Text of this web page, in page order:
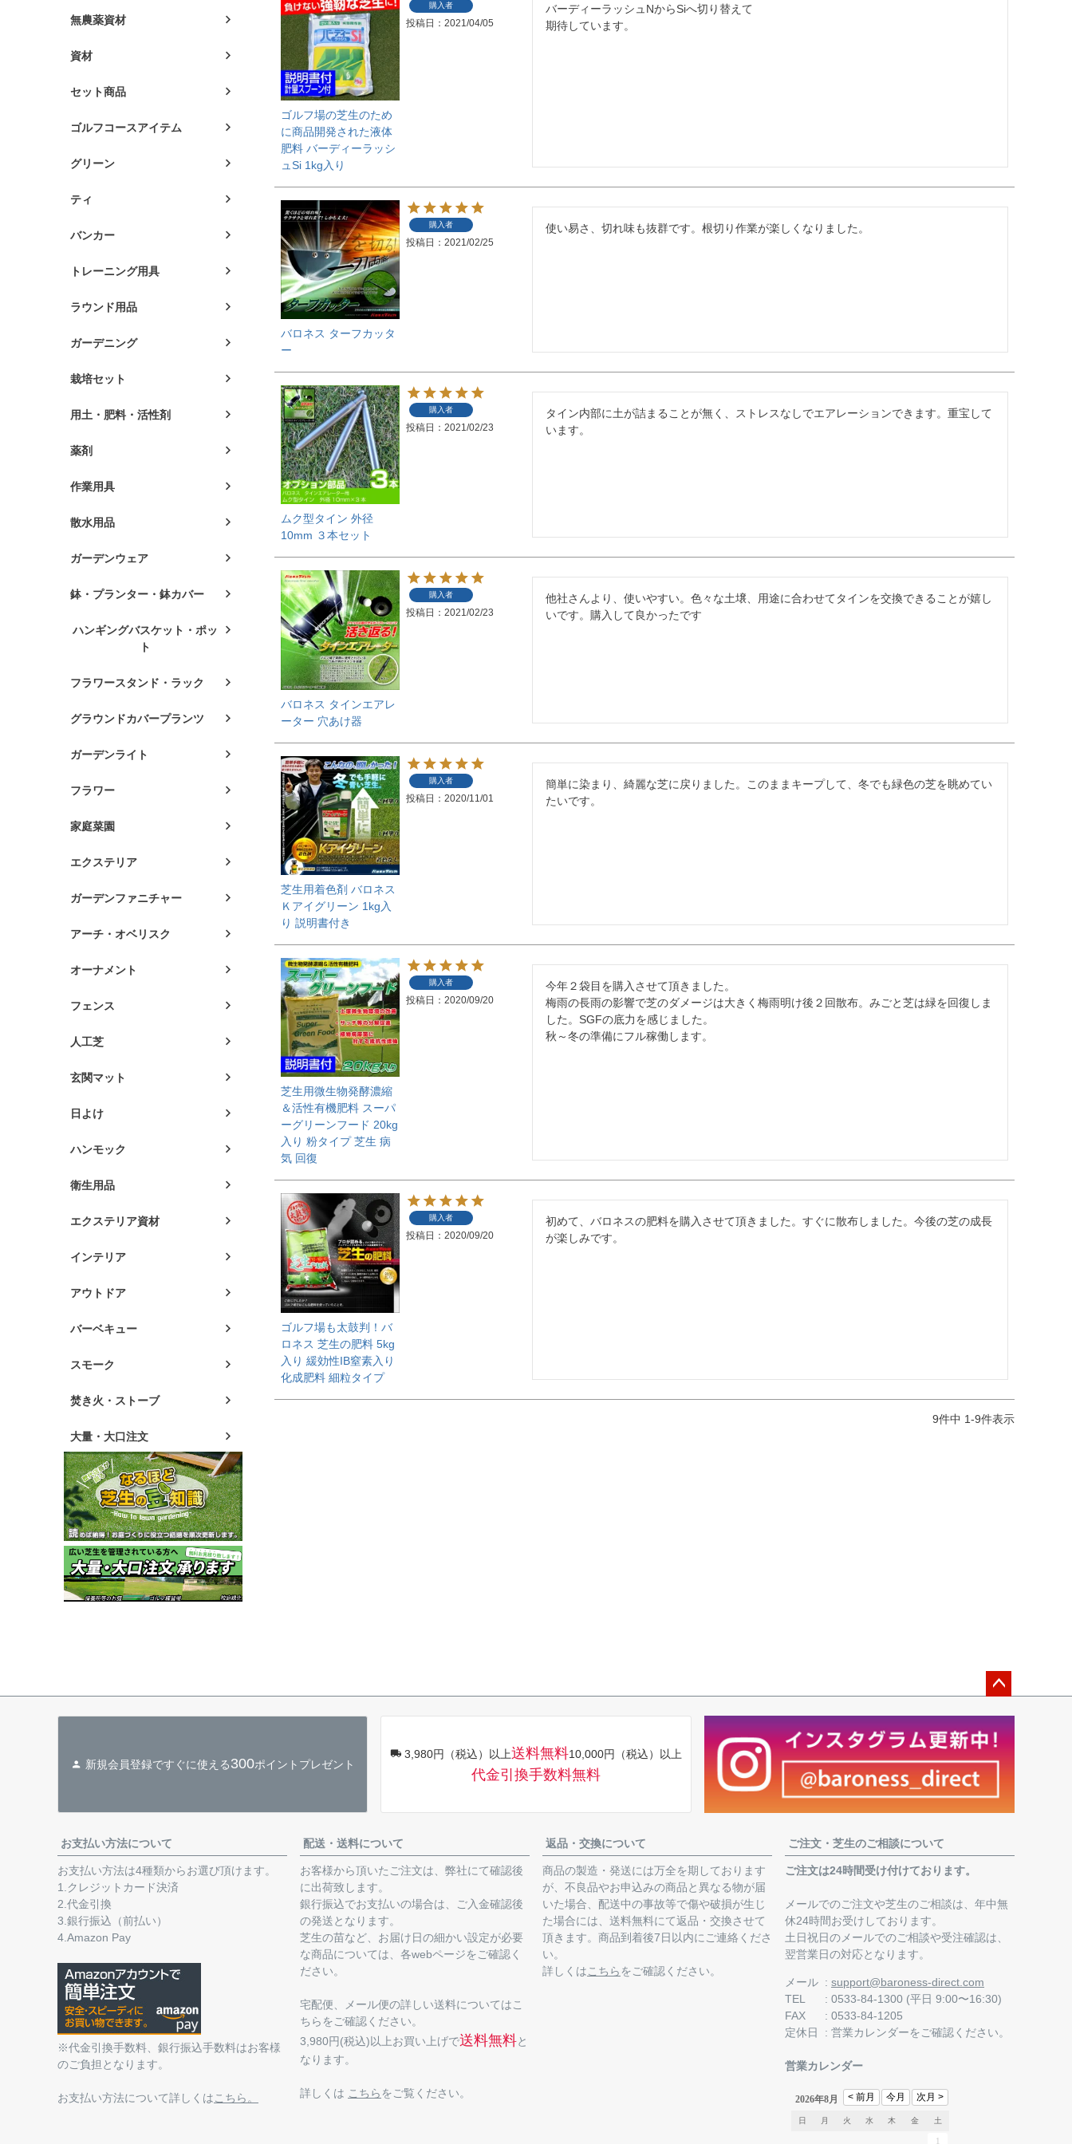
無農薬資材
資材
セット商品
ゴルフコースアイテム
グリーン
ティ
バンカー
トレーニング用具
ラウンド用品
ガーデニング
栽培セット
用土・肥料・活性剤
薬剤
作業用具
散水用品
ガーデンウェア
鉢・プランター・鉢カバー
ハンギングバスケット・ポッ
ト
フラワースタンド・ラック
グラウンドカバープランツ
ガーデンライト
フラワー
家庭菜園
エクステリア
ガーデンファニチャー
アーチ・オベリスク
オーナメント
フェンス
人工芝
玄関マット
日よけ
ハンモック
衛生用品
エクステリア資材
インテリア
アウトドア
バーベキュー
スモーク
焚き火・ストーブ
大量・大口注文
ゴルフ場の芝生のため
に商品開発された液体
肥料 バーディーラッシ
ュSi 1kg入り
購入者
投稿日 2021/04/05
バーディーラッシュNからSiへ切り替えて
期待しています。
バロネス ターフカッタ
ー
購入者
投稿日 2021/02/25
使い易さ、切れ味も抜群です。根切り作業が楽しくなりました。
ムク型タイン 外径
10mm ３本セット
購入者
投稿日 2021/02/23
タイン内部に土が詰まることが無く、ストレスなしでエアレーションできます。重宝して
います。
バロネス タインエアレ
ーター 穴あけ器
購入者
投稿日 2021/02/23
他社さんより、使いやすい。色々な土壌、用途に合わせてタインを交換できることが嬉し
いです。購入して良かったです
芝生用着色剤 バロネス
Ｋアイグリーン 1kg入
り 説明書付き
購入者
投稿日 2020/11/01
簡単に染まり、綺麗な芝に戻りました。このままキープして、冬でも緑色の芝を眺めてい
たいです。
芝生用微生物発酵濃縮
＆活性有機肥料 スーパ
ーグリーンフード 20kg
入り 粉タイプ 芝生 病
気 回復
購入者
投稿日 2020/09/20
今年２袋目を購入させて頂きました。
梅雨の長雨の影響で芝のダメージは大きく梅雨明け後２回散布。みごと芝は緑を回復しま
した。SGFの底力を感じました。
秋～冬の準備にフル稼働します。
ゴルフ場も太鼓判！バ
ロネス 芝生の肥料 5kg
入り 緩効性IB窒素入り
化成肥料 細粒タイプ
購入者
投稿日 2020/09/20
初めて、バロネスの肥料を購入させて頂きました。すぐに散布しました。今後の芝の成長
が楽しみです。
9件中 1-9件表示
ップ
新規会員登録ですぐに使える300ポイントプレゼント
3,980円（税込）以上送料無料10,000円（税込）以上
代金引換手数料無料
お支払い方法について
お支払い方法は4種類からお選び頂けます。
1.クレジットカード決済
2.代金引換
3.銀行振込（前払い）
4.Amazon Pay
※代金引換手数料、銀行振込手数料はお客様
のご負担となります。
お支払い方法について詳しくは こちら。
配送・送料について
お客様から頂いたご注文は、弊社にて確認後
に出荷致します。
銀行振込でお支払いの場合は、ご入金確認後
の発送となります。
芝生の苗など、お届け日の細かい設定が必要
な商品については、各webページをご確認く
ださい。
宅配便、メール便の詳しい送料についてはこ
ちらをご確認ください。
3,980円(税込)以上お買い上げで送料無料と
なります。
詳しくは こちら をご覧ください。
返品・交換について
商品の製造・発送には万全を期しております
が、不良品やお申込みの商品と異なる物が届
いた場合、配送中の事故等で傷や破損が生じ
た場合には、送料無料にて返品・交換させて
頂きます。商品到着後7日以内にご連絡くださ
い。
詳しくは こちら をご確認ください。
ご注文・芝生のご相談について
ご注文は24時間受け付けております。
メールでのご注文や芝生のご相談は、年中無
休24時間お受けしております。
土日祝日のメールでのご相談や受注確認は、
翌営業日の対応となります。
メール
support@baroness-direct.com
TEL
0533-84-1300 (平日 9:00〜16:30)
FAX
0533-84-1205
定休日
営業カレンダーをご確認ください。
営業カレンダー